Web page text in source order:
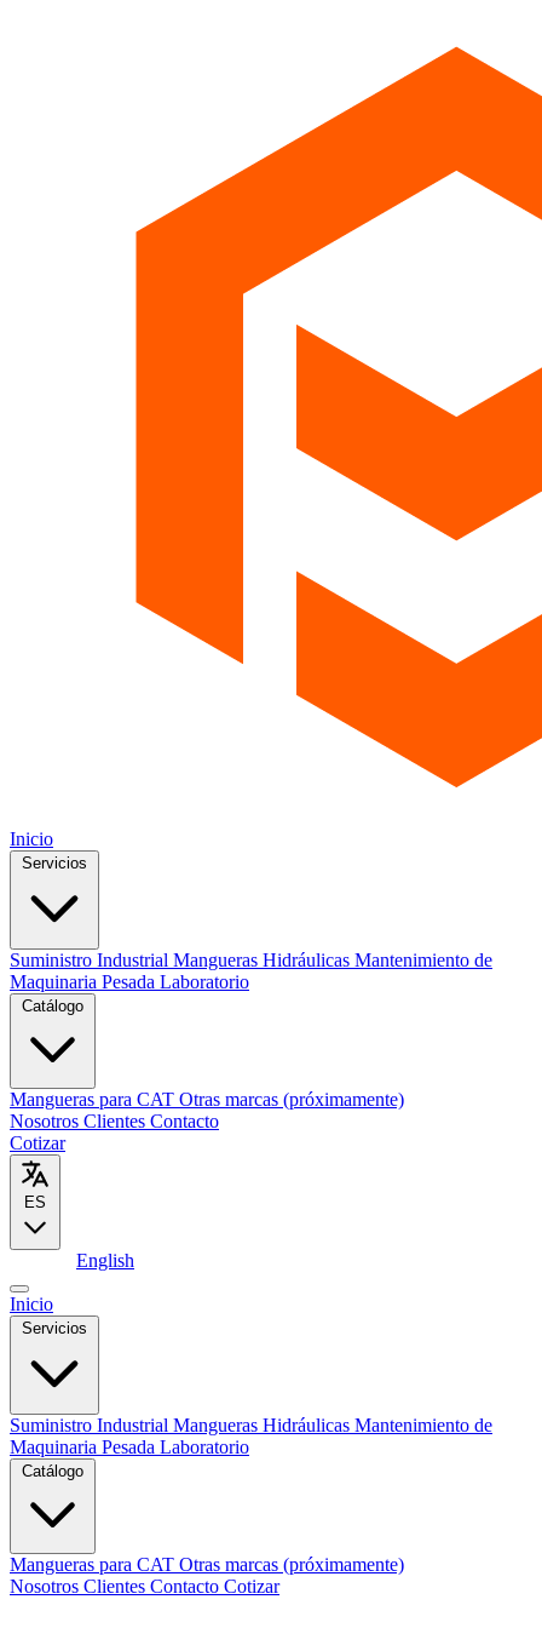
Inicio
Suministro Industrial Mangueras Hidráulicas Mantenimiento de
Maquinaria Pesada Laboratorio
Mangueras para CAT Otras marcas (próximamente)
Nosotros Clientes Contacto
Cotizar
English
Inicio
Suministro Industrial Mangueras Hidráulicas Mantenimiento de
Maquinaria Pesada Laboratorio
Mangueras para CAT Otras marcas (próximamente)
Nosotros Clientes Contacto Cotizar